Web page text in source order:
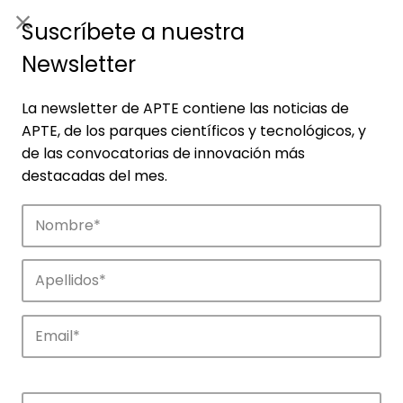
Agenda
Explora y descubre los eventos de APTE y
de sus parques científicos y
tecnológicos.
Suscríbete a nuestra
Newsletter
La newsletter de APTE contiene las noticias de
APTE, de los parques científicos y tecnológicos, y
de las convocatorias de innovación más
destacadas del mes.